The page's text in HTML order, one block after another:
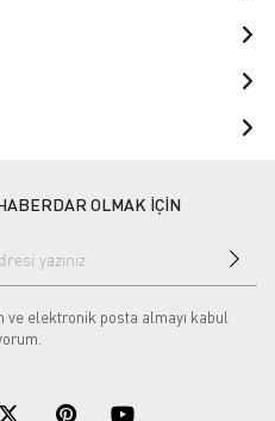
OLMAK İÇİN
ve elektronik posta almayı kabul